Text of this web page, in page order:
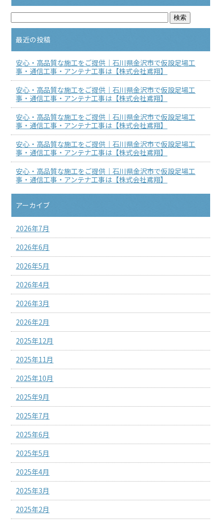
最近の投稿
安心・高品質な施工をご提供｜石川県金沢市で仮設足場工
事・通信工事・アンテナ工事は【株式会社鳶翔】
安心・高品質な施工をご提供｜石川県金沢市で仮設足場工
事・通信工事・アンテナ工事は【株式会社鳶翔】
安心・高品質な施工をご提供｜石川県金沢市で仮設足場工
事・通信工事・アンテナ工事は【株式会社鳶翔】
安心・高品質な施工をご提供｜石川県金沢市で仮設足場工
事・通信工事・アンテナ工事は【株式会社鳶翔】
安心・高品質な施工をご提供｜石川県金沢市で仮設足場工
事・通信工事・アンテナ工事は【株式会社鳶翔】
アーカイブ
2026年7月
2026年6月
2026年5月
2026年4月
2026年3月
2026年2月
2025年12月
2025年11月
2025年10月
2025年9月
2025年7月
2025年6月
2025年5月
2025年4月
2025年3月
2025年2月